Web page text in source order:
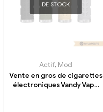
DE STOCK
Actif, Mod
Vente en gros de cigarettes
électroniques Vandy Vape